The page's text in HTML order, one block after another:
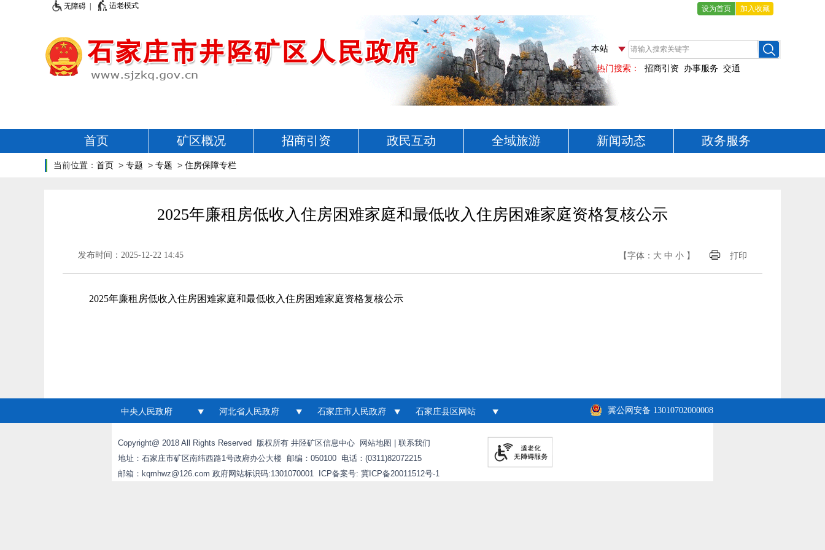
无障碍 | 适老模式 设为首页 加入收藏
首页 矿区概况 招商引资 政民互动 全域旅游 新闻动态 政务服务
当前位置： 首页 > 专题 > 专题 > 住房保障专栏
2025年廉租房低收入住房困难家庭和最低收入住房困难家庭资格复核公示
发布时间：2025-12-22 14:45 【字体： 大 中 小 】 打印
2025年廉租房低收入住房困难家庭和最低收入住房困难家庭资格复核公示